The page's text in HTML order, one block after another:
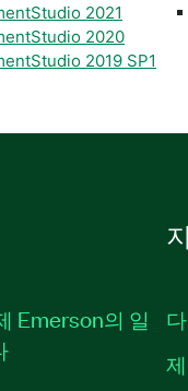
2021
2020
2019 SP1
Emerson의 일